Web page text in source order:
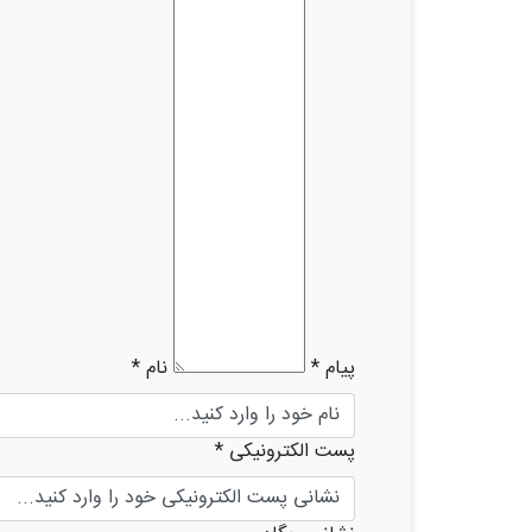
پیام * نام *
پست الکترونیکی *